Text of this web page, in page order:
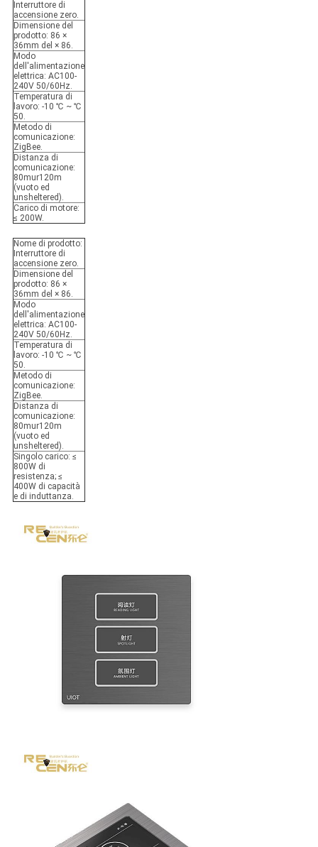
Interruttore di
accensione zero.
Dimensione del
prodotto: 86 ×
36mm del × 86.
Modo
dell'alimentazione
elettrica: AC100-
240V 50/60Hz.
Temperatura di
lavoro: -10 ℃ ~ ℃
50.
Metodo di
comunicazione:
ZigBee.
Distanza di
comunicazione:
80mur120m
(vuoto ed
unsheltered).
Carico di motore:
≤ 200W.
Nome di prodotto:
Interruttore di
accensione zero.
Dimensione del
prodotto: 86 ×
36mm del × 86.
Modo
dell'alimentazione
elettrica: AC100-
240V 50/60Hz.
Temperatura di
lavoro: -10 ℃ ~ ℃
50.
Metodo di
comunicazione:
ZigBee.
Distanza di
comunicazione:
80mur120m
(vuoto ed
unsheltered).
Singolo carico: ≤
800W di
resistenza; ≤
400W di capacità
e di induttanza.